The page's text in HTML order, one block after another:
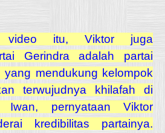
video itu, Viktor juga
Gerindra adalah partai
yang mendukung kelompok
terwujudnya khilafah di
Iwan, pernyataan Viktor
kredibilitas partainya.